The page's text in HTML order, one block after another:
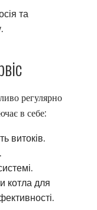
та
регулярно
в себе:
витоків.
котла для